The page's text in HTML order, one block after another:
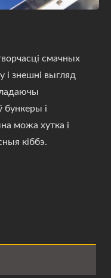
смачных
і знешні выгляд
бункеры і
можа хутка і
кіббэ.